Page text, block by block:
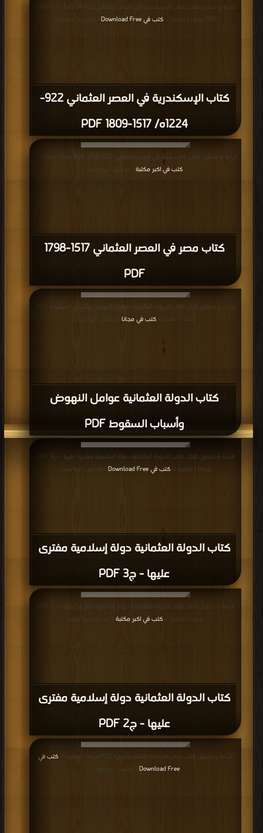
كتاب الإسكندرية في العصر العثماني 922-
1224ه/ 1517-1809 PDF
قراءة و تحميل كتاب كتاب الإسكندرية في العصر العثماني 922-1224ه/ 1517-1809
PDF مجانا | مكتبة >
كتب في Download Free | التحميل : مرة/مرات
كتاب مصر في العصر العثماني 1517-1798
PDF
قراءة و تحميل كتاب كتاب مصر في العصر العثماني 1517-1798 PDF مجانا | مكتبة >
كتب في اكبر مكتبة
| التحميل : مرة/مرات
كتاب الدولة العثمانية عوامل النهوض
وأسباب السقوط PDF
مجانا | مكتبة > كتب في مجانا | التحميل : مرة/مرات
كتاب الدولة العثمانية دولة إسلامية مفترى
عليها - ج3 PDF
قراءة و تحميل كتاب كتاب الدولة العثمانية دولة إسلامية مفترى عليها - ج3 PDF
مجانا | مكتبة >كتب في Download Free | التحميل : مرة/مرات
كتاب الدولة العثمانية دولة إسلامية مفترى
عليها - ج2 PDF
مجانا | مكتبة >كتب في اكبر مكتبة | التحميل : مرة/مرات
قراءة و تحميل كتاب كتاب الحضارة العثمانية - ج1 PDF مجانا | مكتبة >
كتب في
Download Free | التحميل : مرة/مرات